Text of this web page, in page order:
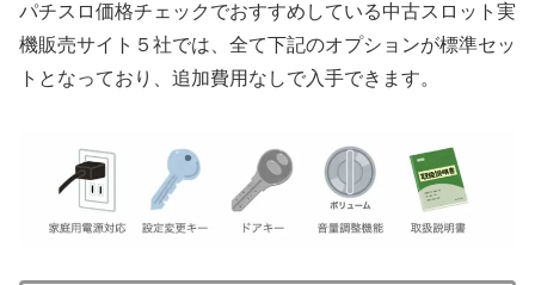
パチスロ価格チェックでおすすめしている中古スロット実
機販売サイト５社では、全て下記のオプションが標準セッ
トとなっており、追加費用なしで入手できます。